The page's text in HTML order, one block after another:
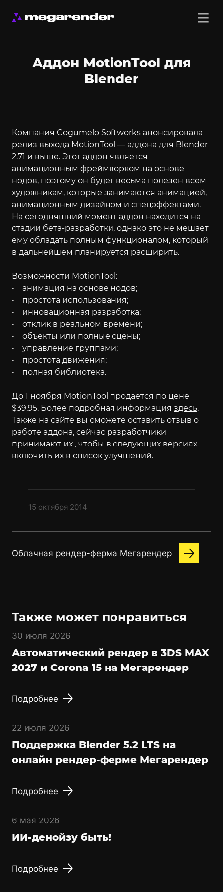
Аддон MotionTool для
Blender
Компания Cogumelo Softworks анонсировала
релиз выхода MotionTool — аддона для Blender
2.71 и выше. Этот аддон является
анимационным фреймворком на основе
нодов, поэтому он будет весьма полезен всем
художникам, которые занимаются анимацией,
анимационным дизайном и спецэффектами.
На сегодняшний момент аддон находится на
стадии бета-разработки, однако это не мешает
ему обладать полным функционалом, который
в дальнейшем планируется расширить.
Возможности MotionTool:
• анимация на основе нодов;
• простота использования;
• инновационная разработка;
• отклик в реальном времени;
• объекты или полные сцены;
• управление группами;
• простота движения;
• полная библиотека.
До 1 ноября MotionTool продается по цене
$39,95. Более подробная информация здесь.
Также на сайте вы сможете оставить отзыв о
работе аддона, сейчас разработчики
принимают их , чтобы в следующих версиях
включить их в список улучшений.
15 октября 2014
Облачная рендер-ферма Мегарендер
Также может понравиться
30 июля 2026
Автоматический рендер в 3DS MAX
2027 и Corona 15 на Мегарендер
Подробнее
22 июля 2026
Поддержка Blender 5.2 LTS на
онлайн рендер-ферме Мегарендер
Подробнее
6 мая 2026
ИИ-денойзу быть!
Подробнее